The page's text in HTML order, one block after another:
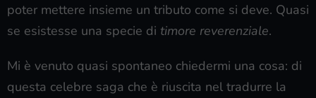
poter mettere insieme un tributo come si deve. Quasi
se esistesse una specie di timore reverenziale.
Mi è venuto quasi spontaneo chiedermi una cosa: di
questa celebre saga che è riuscita nel tradurre la